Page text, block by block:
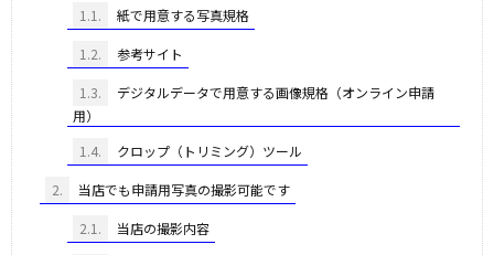
1.1. 紙で用意する写真規格
1.2. 参考サイト
1.3.
デジタルデータで用意する画像規格（オンライン申請
用）
1.4.
クロップ（トリミング）ツール
2. 当店でも申請用写真の撮影可能です
2.1. 当店の撮影内容